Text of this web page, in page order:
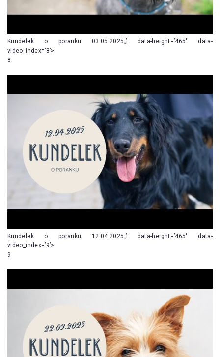
Kundelek o poranku 03.05.2025„’ data-height=’465′ data-
video_index=’8’>
8
Kundelek o poranku 12.04.2025„’ data-height=’465′ data-
video_index=’9’>
9